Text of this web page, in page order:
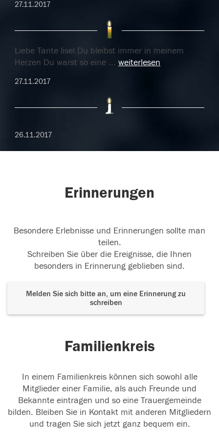
27.11.2017
Liebe Tante lisel Du bleibst immer in meinem
Herzen Du warst so eine ... weiterlesen
27.11.2017
26.11.2017
Erinnerungen
Besondere Erlebnisse und Erinnerungen sollte man
teilen.
Schreiben Sie über die Ereignisse, die Ihnen
besonders in Erinnerung geblieben sind.
Melden Sie sich bitte an, um eine Erinnerung zu
schreiben
Familienkreis
In einem Familienkreis können sich sowohl alle
Mitglieder einer Familie, als auch Freunde und
Bekannte eintragen und so eine Trauergemeinde
bilden. Bleiben Sie in Kontakt mit anderen Mitgliedern
und tragen Sie sich jetzt ganz bequem ein.